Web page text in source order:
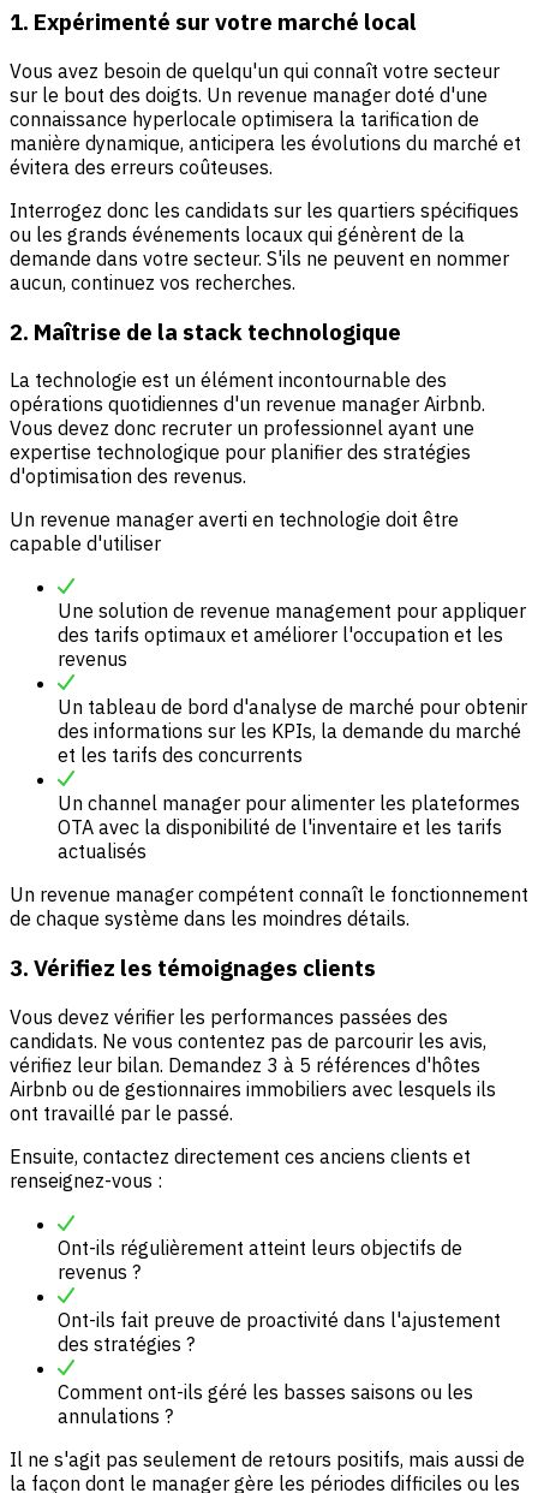
1. Expérimenté sur votre marché local
Vous avez besoin de quelqu'un qui connaît votre secteur
sur le bout des doigts. Un revenue manager doté d'une
connaissance hyperlocale optimisera la tarification de
manière dynamique, anticipera les évolutions du marché et
évitera des erreurs coûteuses.
Interrogez donc les candidats sur les quartiers spécifiques
ou les grands événements locaux qui génèrent de la
demande dans votre secteur. S'ils ne peuvent en nommer
aucun, continuez vos recherches.
2. Maîtrise de la stack technologique
La technologie est un élément incontournable des
opérations quotidiennes d'un revenue manager Airbnb.
Vous devez donc recruter un professionnel ayant une
expertise technologique pour planifier des stratégies
d'optimisation des revenus.
Un revenue manager averti en technologie doit être
capable d'utiliser
Une solution de revenue management pour appliquer
des tarifs optimaux et améliorer l'occupation et les
revenus
Un tableau de bord d'analyse de marché pour obtenir
des informations sur les KPIs, la demande du marché
et les tarifs des concurrents
Un channel manager pour alimenter les plateformes
OTA avec la disponibilité de l'inventaire et les tarifs
actualisés
Un revenue manager compétent connaît le fonctionnement
de chaque système dans les moindres détails.
3. Vérifiez les témoignages clients
Vous devez vérifier les performances passées des
candidats. Ne vous contentez pas de parcourir les avis,
vérifiez leur bilan. Demandez 3 à 5 références d'hôtes
Airbnb ou de gestionnaires immobiliers avec lesquels ils
ont travaillé par le passé.
Ensuite, contactez directement ces anciens clients et
renseignez-vous :
Ont-ils régulièrement atteint leurs objectifs de
revenus ?
Ont-ils fait preuve de proactivité dans l'ajustement
des stratégies ?
Comment ont-ils géré les basses saisons ou les
annulations ?
Il ne s'agit pas seulement de retours positifs, mais aussi de
la façon dont le manager gère les périodes difficiles ou les